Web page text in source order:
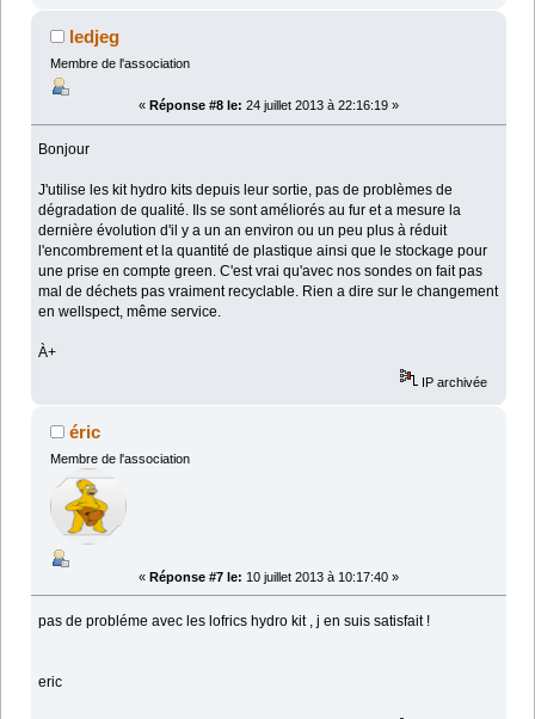
ledjeg
Membre de l'association
« Réponse #8 le: 24 juillet 2013 à 22:16:19 »
Bonjour
J'utilise les kit hydro kits depuis leur sortie, pas de problèmes de
dégradation de qualité. Ils se sont améliorés au fur et a mesure la
dernière évolution d'il y a un an environ ou un peu plus à réduit
l'encombrement et la quantité de plastique ainsi que le stockage pour
une prise en compte green. C'est vrai qu'avec nos sondes on fait pas
mal de déchets pas vraiment recyclable. Rien a dire sur le changement
en wellspect, même service.
À+
IP archivée
éric
Membre de l'association
« Réponse #7 le: 10 juillet 2013 à 10:17:40 »
pas de probléme avec les lofrics hydro kit , j en suis satisfait !
eric